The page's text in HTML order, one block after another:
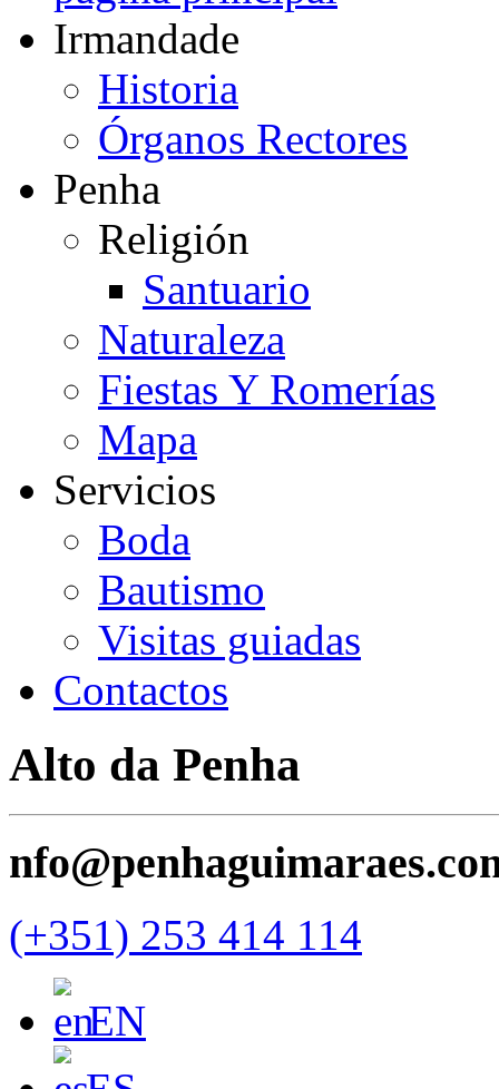
Irmandade
Historia
Órganos Rectores
Penha
Religión
Santuario
Naturaleza
Fiestas Y Romerías
Mapa
Servicios
Boda
Bautismo
Visitas guiadas
Contactos
Alto da Penha
(+351) 253 414 114
EN